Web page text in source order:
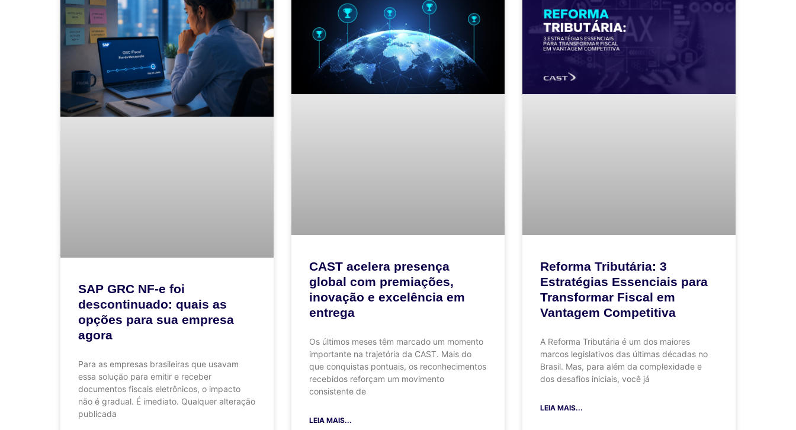
SAP GRC NF-e foi
descontinuado: quais as
opções para sua empresa
agora
Para as empresas brasileiras que usavam
essa solução para emitir e receber
documentos fiscais eletrônicos, o impacto
não é gradual. É imediato. Qualquer alteração
publicada
CAST acelera presença
global com premiações,
inovação e excelência em
entrega
Os últimos meses têm marcado um momento
importante na trajetória da CAST. Mais do
que conquistas pontuais, os reconhecimentos
recebidos reforçam um movimento
consistente de
LEIA MAIS...
Reforma Tributária: 3
Estratégias Essenciais para
Transformar Fiscal em
Vantagem Competitiva
A Reforma Tributária é um dos maiores
marcos legislativos das últimas décadas no
Brasil. Mas, para além da complexidade e
dos desafios iniciais, você já
LEIA MAIS...